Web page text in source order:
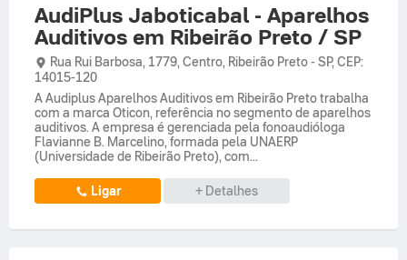
AudiPlus Jaboticabal - Aparelhos
Auditivos em Ribeirão Preto / SP
Rua Rui Barbosa, 1779, Centro, Ribeirão Preto- SP, CEP:
14015-120
A Audiplus Aparelhos Auditivos em Ribeirão Preto trabalha
com a marca Oticon, referência no segmento de aparelhos
auditivos. A empresa é gerenciada pela fonoaudióloga
Flavianne B. Marcelino, formada pela UNAERP
(Universidade de Ribeirão Preto), com...
Ligar + Detalhes